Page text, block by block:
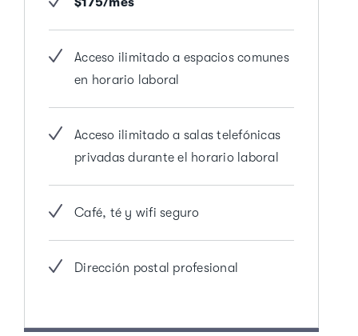
Acceso ilimitado a espacios comunes
en horario laboral
Acceso ilimitado a salas telefónicas
privadas durante el horario laboral
Café, té y wifi seguro
Dirección postal profesional